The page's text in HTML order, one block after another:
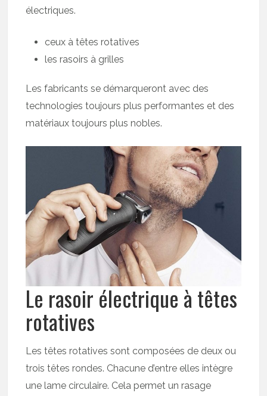
électriques.
ceux à têtes rotatives
les rasoirs à grilles
Les fabricants se démarqueront avec des
technologies toujours plus performantes et des
matériaux toujours plus nobles.
Le rasoir électrique à têtes
rotatives
Les têtes rotatives sont composées de deux ou
trois têtes rondes. Chacune d’entre elles intègre
une lame circulaire. Cela permet un rasage